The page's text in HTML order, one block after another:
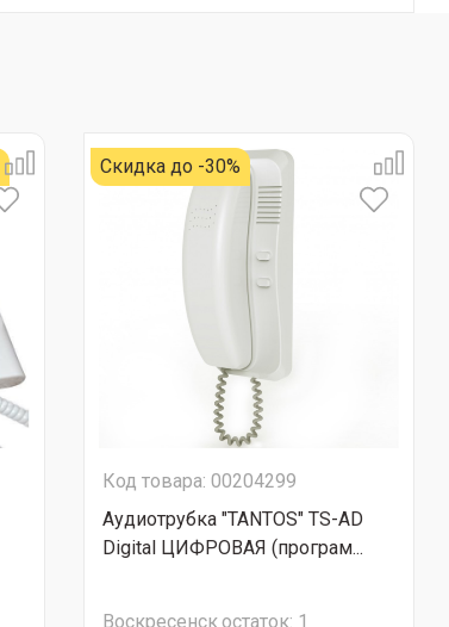
Скидка до -30%
Код товара: 00204299
Аудиотрубка "TANTOS" TS-AD
Digital ЦИФРОВАЯ (програм...
Воскресенскостаток: 1